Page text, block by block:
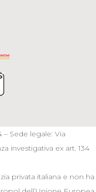
– Sede legale: Via
investigativa ex art. 134
privata italiana e non ha